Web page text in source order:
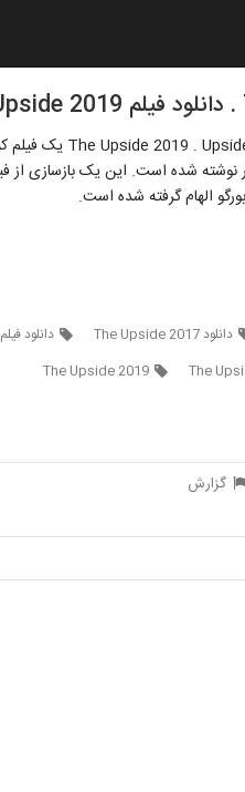
دانلود The Upside 2017
دانلود فیلم The Upside 2019
The Upside 2019
گزارش